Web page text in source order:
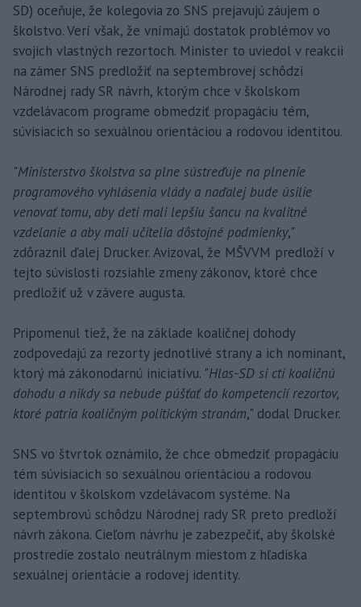
SD) oceňuje, že kolegovia zo SNS prejavujú záujem o
školstvo. Verí však, že vnímajú dostatok problémov vo
svojich vlastných rezortoch. Minister to uviedol v reakcii
na zámer SNS predložiť na septembrovej schôdzi
Národnej rady SR návrh, ktorým chce v školskom
vzdelávacom programe obmedziť propagáciu tém,
súvisiacich so sexuálnou orientáciou a rodovou identitou.
"Ministerstvo školstva sa plne sústreďuje na plnenie
programového vyhlásenia vlády a naďalej bude úsilie
venovať tomu, aby deti mali lepšiu šancu na kvalitné
vzdelanie a aby mali učitelia dôstojné podmienky,"
zdôraznil ďalej Drucker. Avizoval, že MŠVVM predloží v
tejto súvislosti rozsiahle zmeny zákonov, ktoré chce
predložiť už v závere augusta.
Pripomenul tiež, že na základe koaličnej dohody
zodpovedajú za rezorty jednotlivé strany a ich nominant,
ktorý má zákonodarnú iniciatívu. "Hlas-SD si ctí koaličnú
dohodu a nikdy sa nebude púšťať do kompetencií rezortov,
ktoré patria koaličným politickým stranám," dodal Drucker.
SNS vo štvrtok oznámilo, že chce obmedziť propagáciu
tém súvisiacich so sexuálnou orientáciou a rodovou
identitou v školskom vzdelávacom systéme. Na
septembrovú schôdzu Národnej rady SR preto predloží
návrh zákona. Cieľom návrhu je zabezpečiť, aby školské
prostredie zostalo neutrálnym miestom z hľadiska
sexuálnej orientácie a rodovej identity.